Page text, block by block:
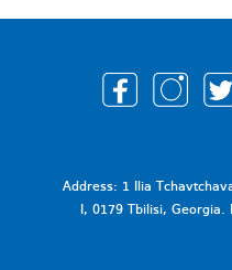
Address: 1 Ilia
I, 0179 Tbilisi,